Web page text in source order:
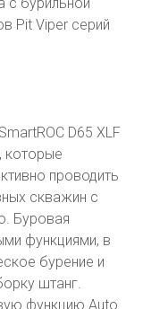
Pit Viper серий
D65 XLF
которые
проводить
скважин с
Буровая
функциями, в
бурение и
штанг.
функцию Auto